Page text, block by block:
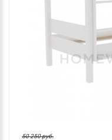
50 250 руб.